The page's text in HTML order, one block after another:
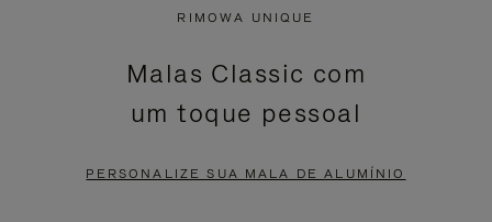
PAUSADO,
PRESSIONE
PARA
SOM.
POR
FAVOR,
RIMOWA UNIQUE
Malas Classic com
um toque pessoal
PERSONALIZE SUA MALA DE ALUMÍNIO